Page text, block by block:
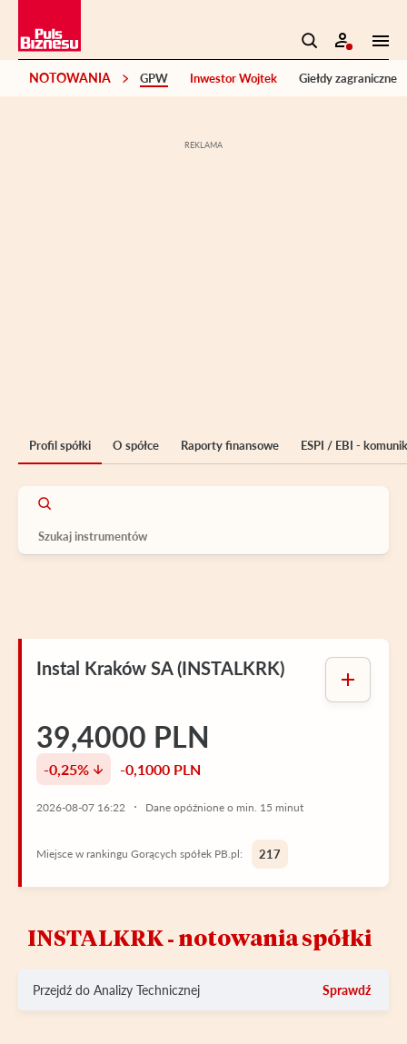
NOTOWANIA GPW Inwestor Wojtek Giełdy zagraniczne
Profil spółki O spółce Raporty finansowe ESPI / EBI -
Instal Kraków SA (INSTALKRK)
39,4000 PLN
-0,25% -0,1000 PLN
2026-08-07 16:22 Dane opóźnione o min. 15 minut
Miejsce w rankingu Gorących spółek PB.pl: 217
INSTALKRK ‑ notowania spółki
Przejdź do Analizy Technicznej Sprawdź